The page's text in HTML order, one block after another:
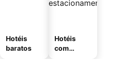
Hotéis
baratos
Hotéis
com